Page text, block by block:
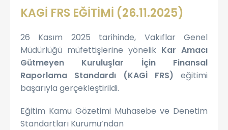
KAGİ FRS EĞİTİMİ (26.11.2025)
26 Kasım 2025 tarihinde, Vakıflar Genel
Müdürlüğü müfettişlerine yönelik Kar Amacı
Gütmeyen Kuruluşlar İçin Finansal
Raporlama Standardı (KAGİ FRS) eğitimi
başarıyla gerçekleştirildi.
Eğitim Kamu Gözetimi Muhasebe ve Denetim
Standartları Kurumu’ndan